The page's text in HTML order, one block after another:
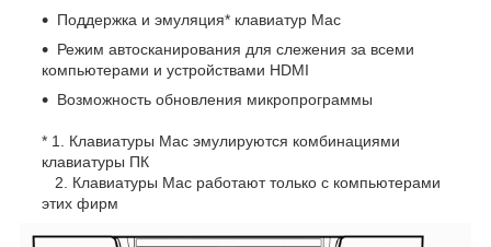
Поддержка и эмуляция* клавиатур Mac
Режим автосканирования для слежения за всеми
компьютерами и устройствами HDMI
Возможность обновления микропрограммы
* 1. Клавиатуры Mac эмулируются комбинациями
клавиатуры ПК
2. Клавиатуры Mac работают только с компьютерами
этих фирм